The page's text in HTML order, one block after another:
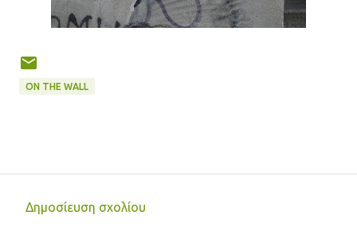
ON THE WALL
Δημοσίευση σχολίου